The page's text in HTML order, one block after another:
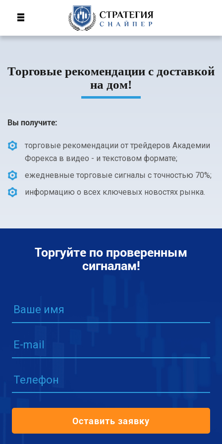
Торговые рекомендации с доставкой
на дом!
Вы получите:
торговые рекомендации от трейдеров Академии
Форекса в видео - и текстовом формате;
ежедневные торговые сигналы с точностью 70%;
информацию о всех ключевых новостях рынка.
Торгуйте по проверенным
сигналам!
Ваше имя
E-mail
Телефон
Оставить заявку